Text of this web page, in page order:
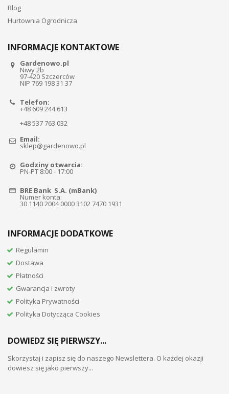
Blog
Hurtownia Ogrodnicza
INFORMACJE KONTAKTOWE
Gardenowo.pl
Niwy 2b
97-420 Szczerców
NIP 769 198 31 37
Telefon:
+48 609 244 613
+48 537 763 032
Email:
sklep@gardenowo.pl
Godziny otwarcia:
PN-PT 8:00 - 17:00
BRE Bank S.A. (mBank)
Numer konta:
30 1140 2004 0000 3102 7470 1931
INFORMACJE DODATKOWE
Regulamin
Dostawa
Płatności
Gwarancja i zwroty
Polityka Prywatności
Polityka Dotycząca Cookies
DOWIEDZ SIĘ PIERWSZY...
Skorzystaj i zapisz się do naszego Newslettera. O każdej okazji
dowiesz się jako pierwszy...